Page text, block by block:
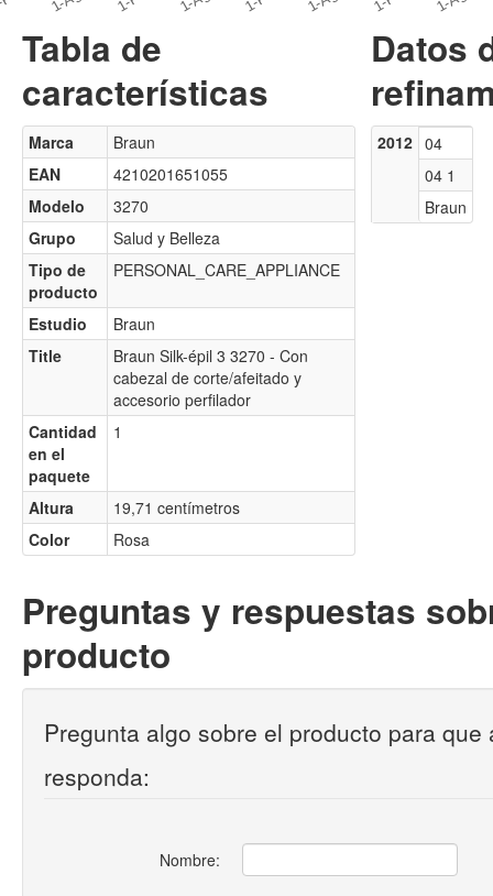
Tabla de
características
Marca
Braun
EAN
4210201651055
Modelo
3270
Grupo
Salud y Belleza
Tipo de
producto
PERSONAL_CARE_APPLIANCE
Estudio
Braun
Title
Braun Silk-épil 3 3270 - Con
cabezal de corte/afeitado y
accesorio perfilador
Cantidad
en el
paquete
1
Altura
19,71 centímetros
Color
Rosa
Datos
2012 04
04 1
Braun
Preguntas y respuestas
producto
Pregunta algo sobre el producto para que
responda:
Nombre: